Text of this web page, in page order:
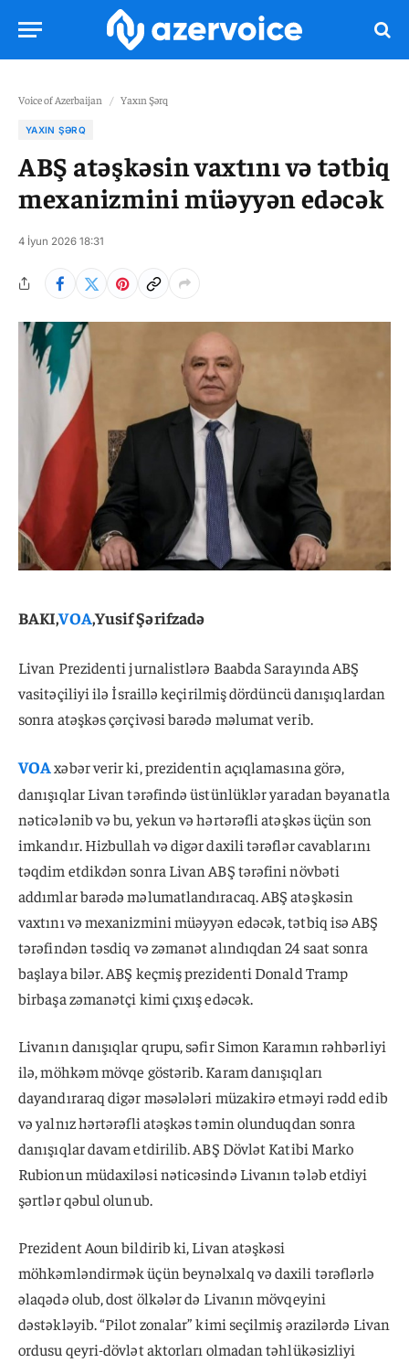
Voice of Azerbaijan / Yaxın Şərq
YAXIN ŞƏRQ
ABŞ atəşkəsin vaxtını və tətbiq
mexanizmini müəyyən edəcək
4 İyun 2026 18:31
BAKI,VOA,Yusif Şərifzadə
Livan Prezidenti jurnalistlərə Baabda Sarayında ABŞ
vasitəçiliyi ilə İsraillə keçirilmiş dördüncü danışıqlardan
sonra atəşkəs çərçivəsi barədə məlumat verib.
VOAxəbər verir ki, prezidentin açıqlamasına görə,
danışıqlar Livan tərəfində üstünlüklər yaradan bəyanatla
nəticələnib və bu, yekun və hərtərəfli atəşkəs üçün son
imkandır. Hizbullah və digər daxili tərəflər cavablarını
təqdim etdikdən sonra Livan ABŞ tərəfini növbəti
addımlar barədə məlumatlandıracaq. ABŞ atəşkəsin
vaxtını və mexanizmini müəyyən edəcək, tətbiq isə ABŞ
tərəfindən təsdiq və zəmanət alındıqdan 24 saat sonra
başlaya bilər. ABŞ keçmiş prezidenti Donald Tramp
birbaşa zəmanətçi kimi çıxış edəcək.
Livanın danışıqlar qrupu, səfir Simon Karamın rəhbərliyi
ilə, möhkəm mövqe göstərib. Karam danışıqları
dayandıraraq digər məsələləri müzakirə etməyi rədd edib
və yalnız hərtərəfli atəşkəs təmin olunduqdan sonra
danışıqlar davam etdirilib. ABŞ Dövlət Katibi Marko
Rubionun müdaxiləsi nəticəsində Livanın tələb etdiyi
şərtlər qəbul olunub.
Prezident Aoun bildirib ki, Livan atəşkəsi
möhkəmləndirmək üçün beynəlxalq və daxili tərəflərlə
əlaqədə olub, dost ölkələr də Livanın mövqeyini
dəstəkləyib. “Pilot zonalar” kimi seçilmiş ərazilərdə Livan
ordusu qeyri-dövlət aktorları olmadan təhlükəsizliyi